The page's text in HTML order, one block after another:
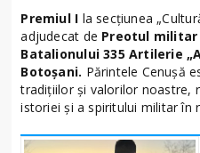
Premiul I la secțiunea
adjudecat de Preotul militar
Batalionului 335 Artilerie
Botoșani. Părintele Cenușă
tradițiilor și valorilor noastre,
istoriei și a spiritului militar în